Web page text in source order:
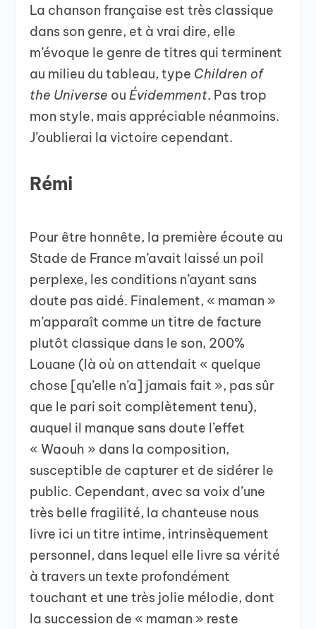
La chanson française est très classique
dans son genre, et à vrai dire, elle
m’évoque le genre de titres qui terminent
au milieu du tableau, type Children of
the Universe ouÉvidemment. Pas trop
mon style, mais appréciable néanmoins.
J’oublierai la victoire cependant.
Rémi
Pour être honnête, la première écoute au
Stade de France m’avait laissé un poil
perplexe, les conditions n’ayant sans
doute pas aidé. Finalement, « maman »
m’apparaît comme un titre de facture
plutôt classique dans le son, 200%
Louane (là où on attendait « quelque
chose [qu’elle n’a] jamais fait », pas sûr
que le pari soit complètement tenu),
auquel il manque sans doute l’effet
« Waouh » dans la composition,
susceptible de capturer et de sidérer le
public. Cependant, avec sa voix d’une
très belle fragilité, la chanteuse nous
livre ici un titre intime, intrinsèquement
personnel, dans lequel elle livre sa vérité
à travers un texte profondément
touchant et une très jolie mélodie, dont
la succession de « maman » reste